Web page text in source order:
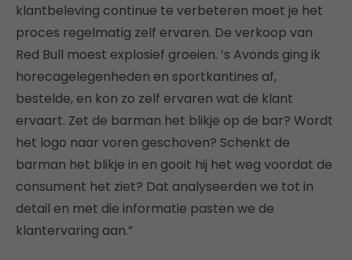
klantbeleving continue te verbeteren moet je het
proces regelmatig zelf ervaren. De verkoop van
Red Bull moest explosief groeien. ’s Avonds ging ik
horecagelegenheden en sportkantines af,
bestelde, en kon zo zelf ervaren wat de klant
ervaart. Zet de barman het blikje op de bar? Wordt
het logo naar voren geschoven? Schenkt de
barman het blikje in en gooit hij het weg voordat de
consument het ziet? Dat analyseerden we tot in
detail en met die informatie pasten we de
klantervaring aan.”